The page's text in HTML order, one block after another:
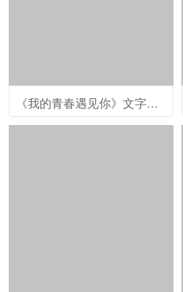
《我的青春遇见你》文字主题剧照图片